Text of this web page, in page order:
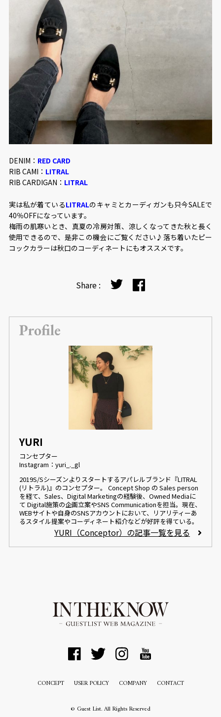
DENIM： RED CARD
RIB CAMI： LITRAL
RIB CARDIGAN： LITRAL
実は私が着ているLITRALのキャミとカーディガンも只今SALEで
40％OFFになっています。
梅雨の肌寒いとき、真夏の冷房対策、涼しくなってきた秋と長く
使用できるので、是非この機会にご覧ください♪落ち着いたピー
コックカラーは秋口のコーディネートにもオススメです。
Share :
YURI
コンセプター
Instagram：yuri_._gl
2019S/Sシーズンよりスタートするアパレルブランド『LITRAL
(リトラル)』のコンセプター。 Concept Shop の Sales person
を経て、Sales、Digital Marketingの経験後、Owned Mediaに
て Digital施策の企画立案やSNS Communicationを担当。現在、
WEBサイトや自身のSNSアカウントにおいて、リアリティーあ
るスタイル提案やコーディネート紹介などが好評を得ている。
YURI（Conceptor）の記事一覧を見る
CONCEPT USER POLICY COMPANY CONTACT
© Guest List. All Rights Reserved